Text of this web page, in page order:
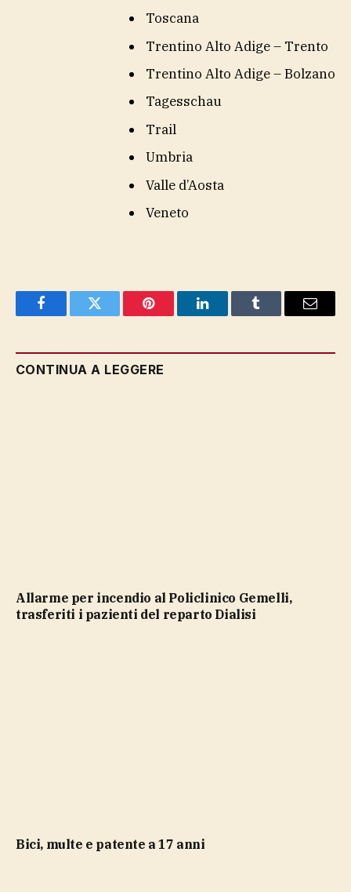
Toscana
Trentino Alto Adige – Trento
Trentino Alto Adige – Bolzano
Tagesschau
Trail
Umbria
Valle d’Aosta
Veneto
FacebookTwitter Pinterest LinkedInTumblr Email
CONTINUA A LEGGERE
Allarme per incendio al Policlinico Gemelli,
trasferiti i pazienti del reparto Dialisi
bici, multe e patente a 17 anni